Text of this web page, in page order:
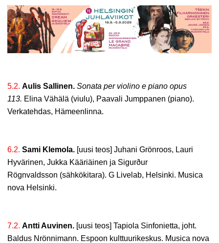
5.2. Aulis Sallinen. Sonata per violino e piano opus
113. Elina Vähälä (viulu), Paavali Jumppanen (piano).
Verkatehdas, Hämeenlinna.
6.2. Sami Klemola. [uusi teos] Juhani Grönroos, Lauri
Hyvärinen, Jukka Kääriäinen ja Sigurður
Rögnvaldsson (sähkökitara). G Livelab, Helsinki. Musica
nova Helsinki.
7.2. Antti Auvinen. [uusi teos] Tapiola Sinfonietta, joht.
Baldus Nrönnimann. Espoon kulttuurikeskus. Musica nova